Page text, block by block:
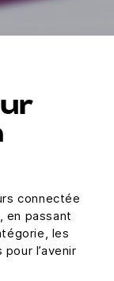
connectée
en passant
les
l’avenir